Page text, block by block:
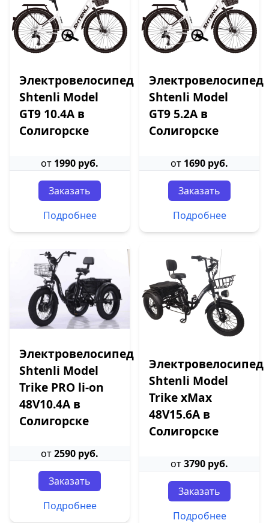
Электровелосипед
Shtenli Model
GT9 10.4А в
Солигорске
от 1990 руб.
Заказать
Подробнее
Электровелосипед
Shtenli Model
GT9 5.2А в
Солигорске
от 1690 руб.
Заказать
Подробнее
Электровелосипед
Shtenli Model
Trike PRO li-on
48V10.4A в
Солигорске
от2590 руб.
Заказать
Подробнее
Электровелосипед
Shtenli Model
Trike xMax
48V15.6A в
Солигорске
от3790 руб.
Заказать
Подробнее